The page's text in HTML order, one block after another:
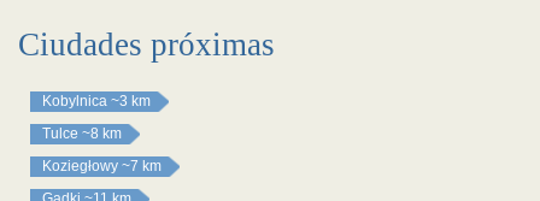
Ciudades próximas
Kobylnica ~3 km
Tulce ~8 km
Koziegłowy ~7 km